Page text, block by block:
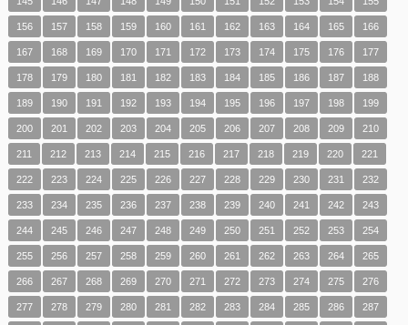
156 157 158 159 160 161 162 163 164 165 166
167 168 169 170 171 172 173 174 175 176 177
178 179 180 181 182 183 184 185 186 187 188
189 190 191 192 193 194 195 196 197 198 199
200 201 202 203 204 205 206 207 208 209 210
211 212 213 214 215 216 217 218 219 220 221
222 223 224 225 226 227 228 229 230 231 232
233 234 235 236 237 238 239 240 241 242 243
244 245 246 247 248 249 250 251 252 253 254
255 256 257 258 259 260 261 262 263 264 265
266 267 268 269 270 271 272 273 274 275 276
277 278 279 280 281 282 283 284 285 286 287